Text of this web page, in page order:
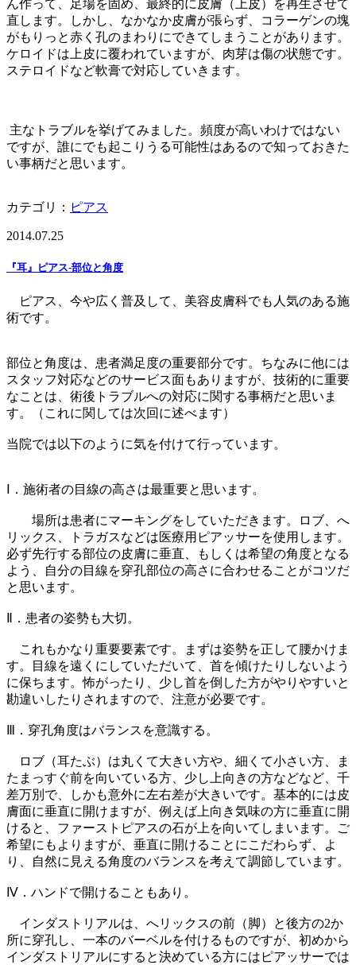
ん作って、足場を固め、最終的に皮膚（上皮）を再生させて
直します。しかし、なかなか皮膚が張らず、コラーゲンの塊
がもりっと赤く孔のまわりにできてしまうことがあります。
ケロイドは上皮に覆われていますが、肉芽は傷の状態です。
ステロイドなど軟膏で対応していきます。
主なトラブルを挙げてみました。頻度が高いわけではない
ですが、誰にでも起こりうる可能性はあるので知っておきた
い事柄だと思います。
カテゴリ： ピアス
2014.07.25
『耳』ピアス-部位と角度
ピアス、今や広く普及して、美容皮膚科でも人気のある施
術です。
部位と角度は、患者満足度の重要部分です。ちなみに他には
スタッフ対応などのサービス面もありますが、技術的に重要
なことは、術後トラブルへの対応に関する事柄だと思いま
す。（これに関しては次回に述べます）
当院では以下のように気を付けて行っています。
Ⅰ．施術者の目線の高さは最重要と思います。
場所は患者にマーキングをしていただきます。ロブ、へ
リックス、トラガスなどは医療用ピアッサーを使用します。
必ず先行する部位の皮膚に垂直、もしくは希望の角度となる
よう、自分の目線を穿孔部位の高さに合わせることがコツだ
と思います。
Ⅱ．患者の姿勢も大切。
これもかなり重要要素です。まずは姿勢を正して腰かけま
す。目線を遠くにしていただいて、首を傾けたりしないよう
に保ちます。怖がったり、少し首を倒した方がやりやすいと
勘違いしたりされますので、注意が必要です。
Ⅲ．穿孔角度はバランスを意識する。
ロブ（耳たぶ）は丸くて大きい方や、細くて小さい方、ま
たまっすぐ前を向いている方、少し上向きの方などなど、千
差万別で、しかも意外に左右差が大きいです。基本的には皮
膚面に垂直に開けますが、例えば上向き気味の方に垂直に開
けると、ファーストピアスの石が上を向いてしまいます。ご
希望にもよりますが、垂直に開けることにこだわらず、よ
り、自然に見える角度のバランスを考えて調節しています。
Ⅳ．ハンドで開けることもあり。
インダストリアルは、へリックスの前（脚）と後方の2か
所に穿孔し、一本のバーベルを付けるものですが、初めから
インダストリアルにすると決めている方にはピアッサーでは